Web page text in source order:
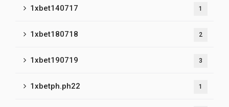
1xbet140717 1
1xbet180718 2
1xbet190719 3
1xbetph.ph22 1